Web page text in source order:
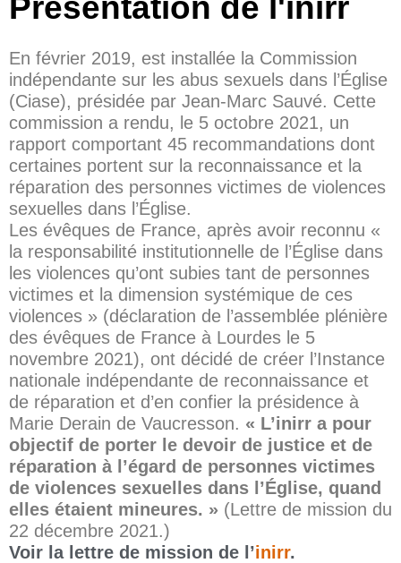
Présentation de l'inirr
En février 2019, est installée la Commission
indépendante sur les abus sexuels dans l’Église
(Ciase), présidée par Jean-Marc Sauvé. Cette
commission a rendu, le 5 octobre 2021, un
rapport comportant 45 recommandations dont
certaines portent sur la reconnaissance et la
réparation des personnes victimes de violences
sexuelles dans l’Église.
Les évêques de France, après avoir reconnu «
la responsabilité institutionnelle de l’Église dans
les violences qu’ont subies tant de personnes
victimes et la dimension systémique de ces
violences » (déclaration de l’assemblée plénière
des évêques de France à Lourdes le 5
novembre 2021), ont décidé de créer l’Instance
nationale indépendante de reconnaissance et
de réparation et d’en confier la présidence à
Marie Derain de Vaucresson. « L’inirr a pour
objectif de porter le devoir de justice et de
réparation à l’égard de personnes victimes
de violences sexuelles dans l’Église, quand
elles étaient mineures. » (Lettre de mission du
22 décembre 2021.)
Voir la lettre de mission de l’inirr.